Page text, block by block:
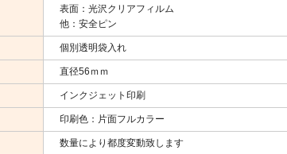
表面：光沢クリアフィルム
他：安全ピン
個別透明袋入れ
直径56ｍｍ
インクジェット印刷
印刷色：片面フルカラー
数量により都度変動致します